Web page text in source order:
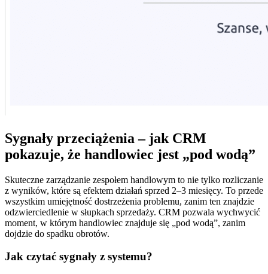
Sygnały przeciążenia – jak CRM
pokazuje, że handlowiec jest „pod wodą”
Skuteczne zarządzanie zespołem handlowym to nie tylko rozliczanie
z wyników, które są efektem działań sprzed 2–3 miesięcy. To przede
wszystkim umiejętność dostrzeżenia problemu, zanim ten znajdzie
odzwierciedlenie w słupkach sprzedaży. CRM pozwala wychwycić
moment, w którym handlowiec znajduje się „pod wodą”, zanim
dojdzie do spadku obrotów.
Jak czytać sygnały z systemu?